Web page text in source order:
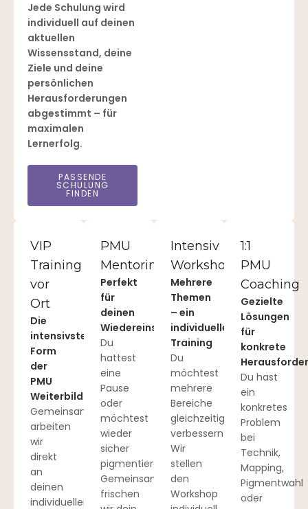
Jede Schulung wird
individuell auf deinen
aktuellen
Wissensstand, deine
Ziele und deine
persönlichen
Herausforderungen
abgestimmt – für
maximalen
Lernerfolg.
PASSENDE
SCHULUNG
FINDEN
VIP
Training
vor
Ort
Die
intensivste
Form
der
PMU
Weiterbildung
Gemeinsam
arbeiten
wir
direkt
an
deinen
individuellen
PMU
Mentoring
Perfekt
für
deinen
Wiedereinstieg
Du
hattest
eine
Pause
oder
möchtest
wieder
sicher
pigmentieren?
Gemeinsam
frischen
Intensiv
Workshop
Mehrere
Themen
– ein
individuelles
Training
Du
möchtest
mehrere
Bereiche
gleichzeitig
verbessern?
Wir
stellen
den
Workshop
1:1
PMU
Coaching
Gezielte
Lösungen
für
konkrete
Du hast
ein
konkretes
Problem
bei
Technik,
Mapping,
Pigmentwahl
oder